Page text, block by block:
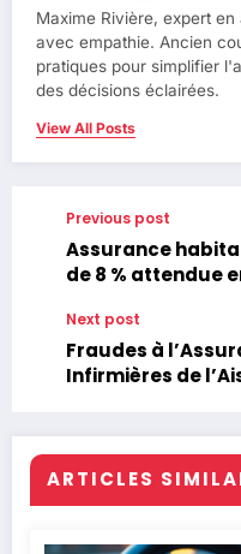
Maxime Rivière, expert
avec empathie. Ancien
pratiques pour simplifier
des décisions éclairées.
View All Posts
Previous post
Assurance
de 8 % attendue
Next post
Fraudes à
Infirmières de
ARTICLES